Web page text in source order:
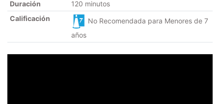
Duración
120 minutos
Calificación
No Recomendada para Menores de 7
años